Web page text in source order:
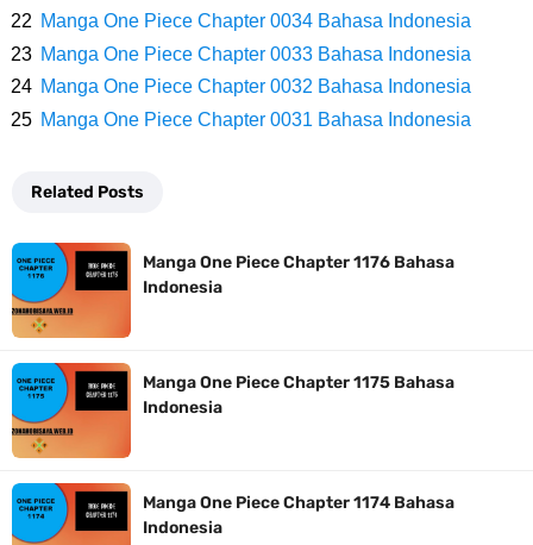
Milik Loki
Profil Slamet Rahardjo, Aktor Dengan Peran Penting Dalam Perfilman
Bersama Keluarga
Arti Bendera Seychelles, Negara Kepulauan Yang Terletak Di
Samudra Hindia
Cara Bayar Akulaku Lewat Gopay, Sangat Mudah Dan Tidak Ribet
Sama Sekali
Manga One Piece Chapter 0034 Bahasa Indonesia
Manga One Piece Chapter 0033 Bahasa Indonesia
Manga One Piece Chapter 0032 Bahasa Indonesia
Manga One Piece Chapter 0031 Bahasa Indonesia
Related Posts
Manga One Piece Chapter 1176 Bahasa
Indonesia
Manga One Piece Chapter 1175 Bahasa
Indonesia
Manga One Piece Chapter 1174 Bahasa
Indonesia